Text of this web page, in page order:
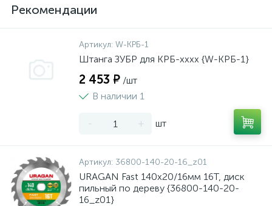
Рекомендации
Артикул: W-КРБ-1
Штанга ЗУБР для КРБ-хххх {W-КРБ-1}
2 453 ₽ /шт
В наличии 1
- + шт
Артикул: 36800-140-20-16_z01
URAGAN Fast 140x20/16мм 16Т, диск
пильный по дереву {36800-140-20-
16_z01}